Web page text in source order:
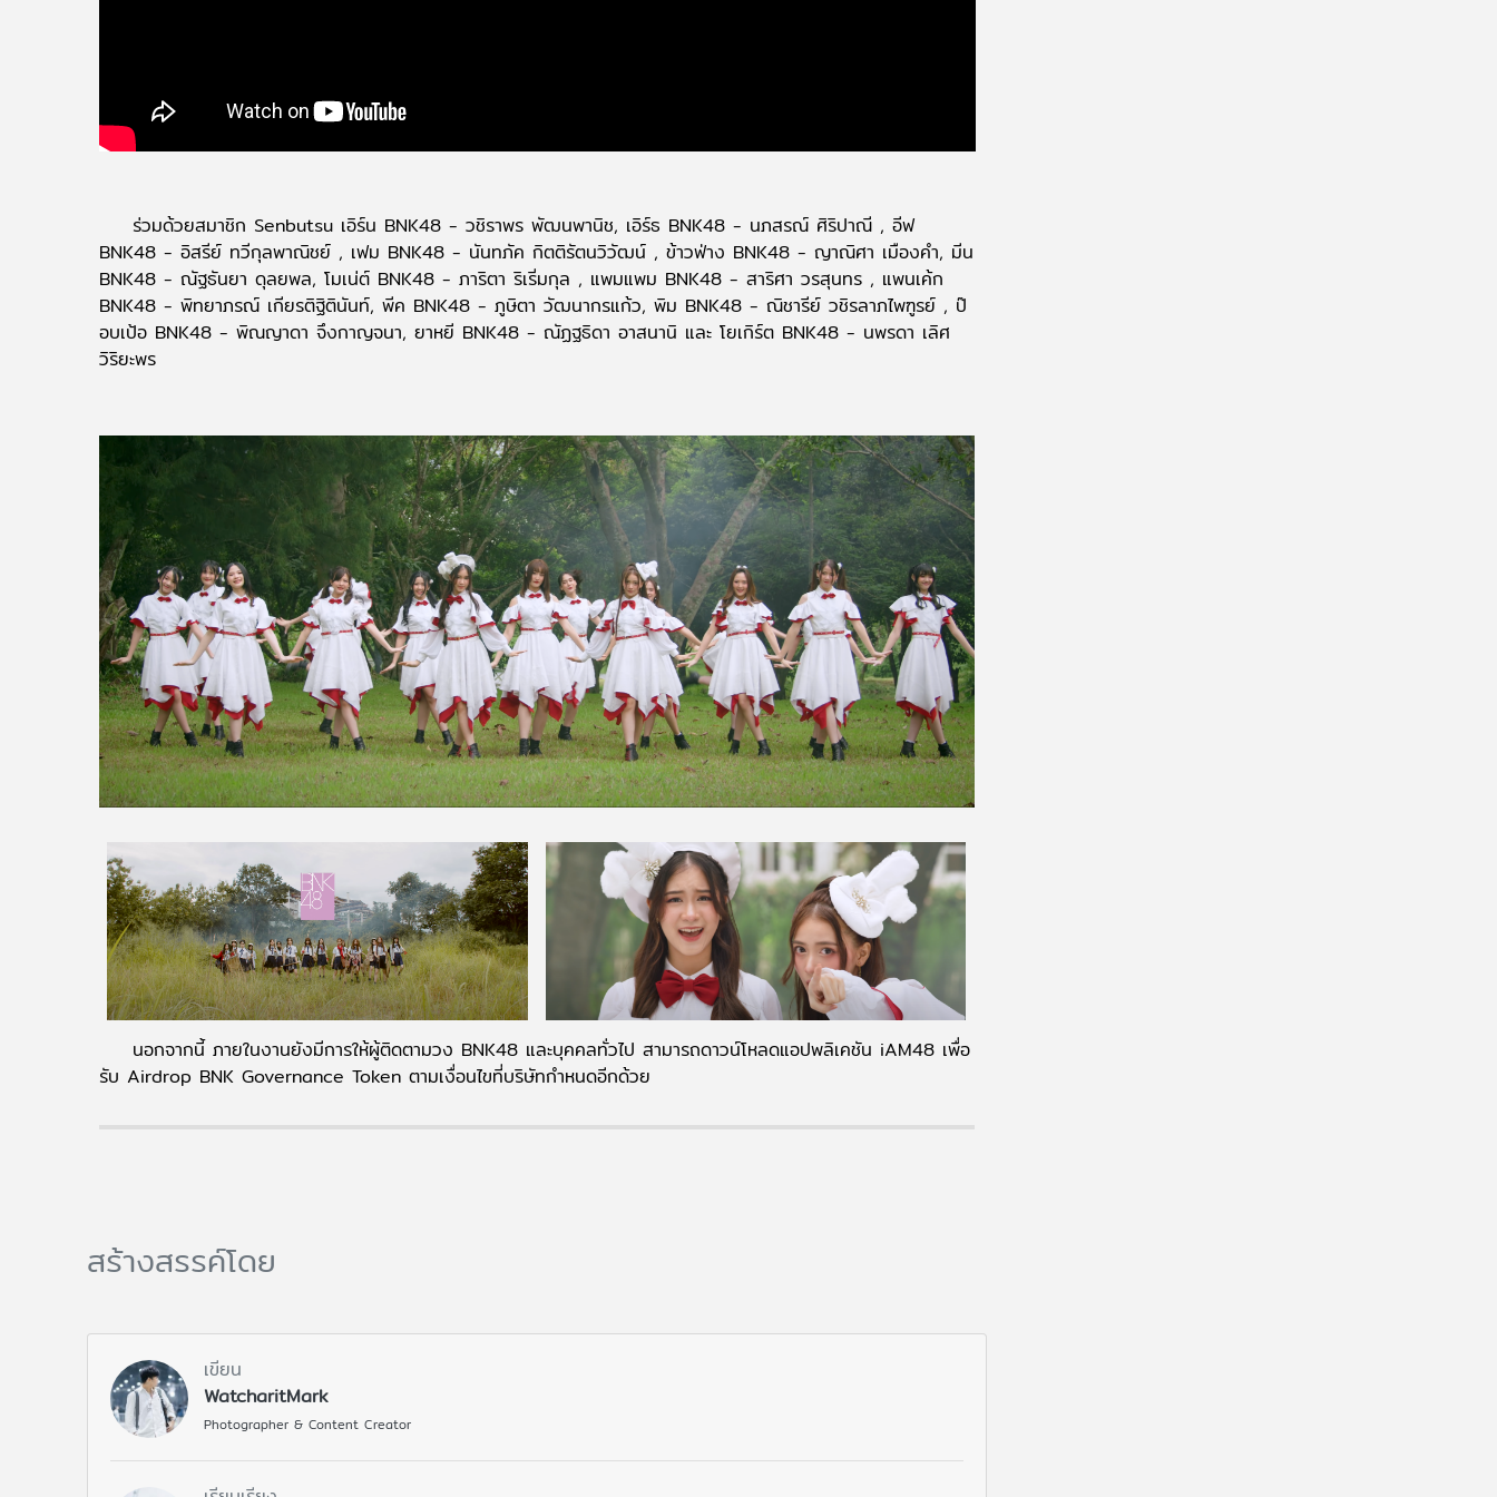
ร่วมด้วยสมาชิก Senbutsu เอิร์น BNK48 - วชิราพร พัฒนพานิช, เอิร์ธ BNK48 - นภสรณ์ ศิริปาณี , อีฟ
BNK48 - อิสรีย์ ทวีกุลพาณิชย์ , เฟม BNK48 - นันทภัค กิตติรัตนวิวัฒน์ , ข้าวฟ่าง BNK48 - ญาณิศา เมืองคำ, มีน
BNK48 - ณัฐธันยา ดุลยพล, โมเน่ต์ BNK48 - ภาริตา ริเริ่มกุล , แพมแพม BNK48 - สาริศา วรสุนทร , แพนเค้ก
BNK48 - พิทยาภรณ์ เกียรติฐิตินันท์, พีค BNK48 - ภูษิตา วัฒนากรแก้ว, พิม BNK48 - ณิชารีย์ วชิรลาภไพฑูรย์ , ป๊
อบเป้อ BNK48 - พิณญาดา จึงกาญจนา, ยาหยี BNK48 - ณัฏฐธิดา อาสนานิ และ โยเกิร์ต BNK48 - นพรดา เลิศ
วิริยะพร
นอกจากนี้ ภายในงานยังมีการให้ผู้ติดตามวง BNK48 และบุคคลทั่วไป สามารถดาวน์โหลดแอปพลิเคชัน iAM48 เพื่อ
รับ Airdrop BNK Governance Token ตามเงื่อนไขที่บริษัทกำหนดอีกด้วย
สร้างสรรค์โดย
เขียน
WatcharitMark
Photographer & Content Creator